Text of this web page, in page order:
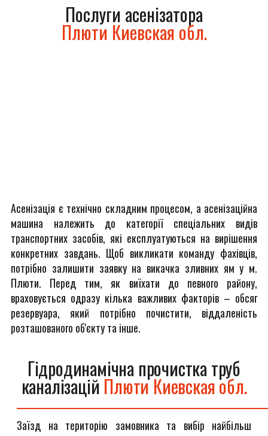
Послуги асенізатора
Плюти Киевская обл.
Асенізація є технічно складним процесом, а асенізаційна
машина належить до категорії спеціальних видів
транспортних засобів, які експлуатуються на вирішення
конкретних завдань. Щоб викликати команду фахівців,
потрібно залишити заявку на викачка зливних ям у м.
Плюти. Перед тим, як виїхати до певного району,
враховується одразу кілька важливих факторів – обсяг
резервуара, який потрібно почистити, віддаленість
розташованого об'єкту та інше.
Гідродинамічна прочистка труб
каналізацій Плюти Киевская обл.
Заїзд на територію замовника та вибір найбільш